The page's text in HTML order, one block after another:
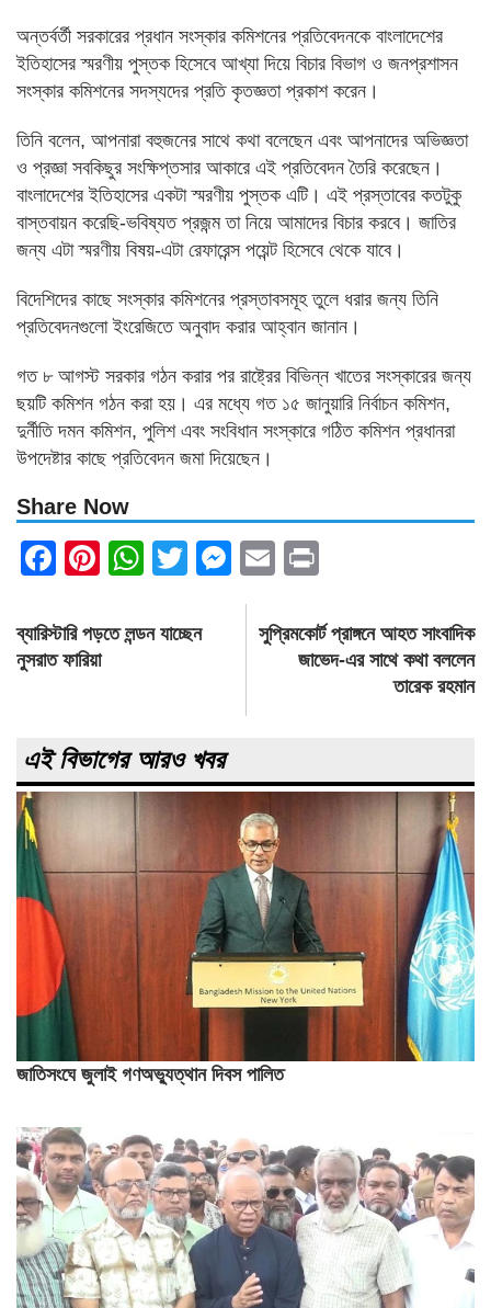
অন্তর্বর্তী সরকারের প্রধান সংস্কার কমিশনের প্রতিবেদনকে বাংলাদেশের
ইতিহাসের স্মরণীয় পুস্তক হিসেবে আখ্যা দিয়ে বিচার বিভাগ ও জনপ্রশাসন
সংস্কার কমিশনের সদস্যদের প্রতি কৃতজ্ঞতা প্রকাশ করেন।
তিনি বলেন, আপনারা বহুজনের সাথে কথা বলেছেন এবং আপনাদের অভিজ্ঞতা
ও প্রজ্ঞা সবকিছুর সংক্ষিপ্তসার আকারে এই প্রতিবেদন তৈরি করেছেন।
বাংলাদেশের ইতিহাসের একটা স্মরণীয় পুস্তক এটি। এই প্রস্তাবের কতটুকু
বাস্তবায়ন করেছি-ভবিষ্যত প্রজন্ম তা নিয়ে আমাদের বিচার করবে। জাতির
জন্য এটা স্মরণীয় বিষয়-এটা রেফারেন্স পয়েন্ট হিসেবে থেকে যাবে।
বিদেশিদের কাছে সংস্কার কমিশনের প্রস্তাবসমূহ তুলে ধরার জন্য তিনি
প্রতিবেদনগুলো ইংরেজিতে অনুবাদ করার আহ্বান জানান।
গত ৮ আগস্ট সরকার গঠন করার পর রাষ্ট্রের বিভিন্ন খাতের সংস্কারের জন্য
ছয়টি কমিশন গঠন করা হয়। এর মধ্যে গত ১৫ জানুয়ারি নির্বাচন কমিশন,
দুর্নীতি দমন কমিশন, পুলিশ এবং সংবিধান সংস্কারে গঠিত কমিশন প্রধানরা
উপদেষ্টার কাছে প্রতিবেদন জমা দিয়েছেন।
Share Now
Facebook
Pinterest
WhatsApp
TwitterMessenger
Email
Post
navigation
ব্যারিস্টারি পড়তে লন্ডন যাচ্ছেন
নুসরাত ফারিয়া
সুপ্রিমকোর্ট প্রাঙ্গনে আহত সাংবাদিক
জাভেদ-এর সাথে কথা বললেন
তারেক রহমান
এই বিভাগের আরও খবর
জাতিসংঘে জুলাই গণঅভ্যুত্থান দিবস পালিত